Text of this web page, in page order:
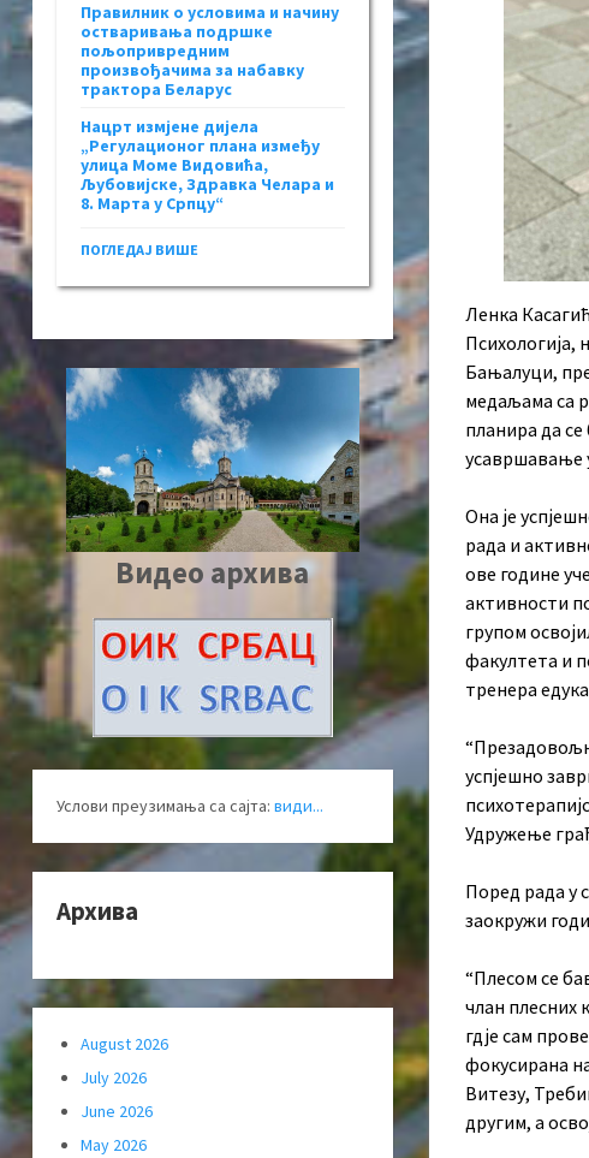
Ленка
Психологија,
Бањалуци,
медаљама са
планира да
усавршавање
Она је
рада и
ове године
активности
групом
факултета и
тренера
успјешно
Удружење
Поред рада у
заокружи
“Плесом се
члан плесних
гдје сам
фокусирана
Витезу,
другим, а
Правилник о условима и начину
остваривања подршке
пољопривредним
произвођачима за набавку
трактора Беларус
Нацрт измјене дијела
„Регулационог плана између
улица Моме Видовића,
Љубовијске, Здравка Челара и
8. Марта у Српцу“
ПОГЛЕДАЈ ВИШЕ
Видео архива
Услови преузимања са сајта: види...
Архива
August 2026
July 2026
June 2026
May 2026